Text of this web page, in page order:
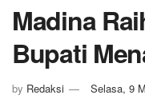
Madina
Bupati
by Redaksi Selasa, 9